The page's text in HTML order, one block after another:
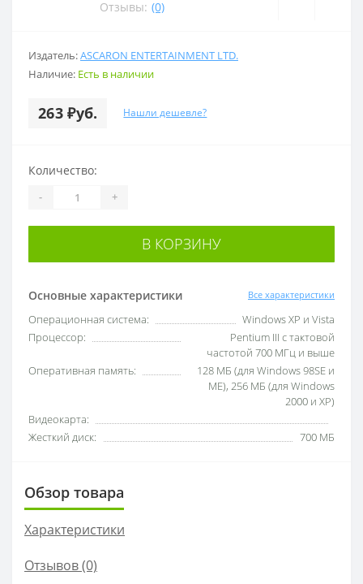
Отзывы: (0)
Издатель:ASCARON ENTERTAINMENT LTD.
Наличие: Есть в наличии
263 ₽уб. Нашли дешевле?
Основные характеристики Все характеристики
Операционная система:
Windows XP и Vista
Процессор:
Pentium III с тактовой
частотой 700 МГц и выше
Оперативная память:
128 МБ (для Windows 98SE и
ME), 256 МБ (для Windows
2000 и XP)
Видеокарта:
Жесткий диск:
700 МБ
Количество:
- +
В КОРЗИНУ
Обзор товара
Характеристики
Отзывов (0)